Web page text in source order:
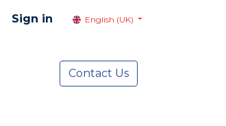
Sign in English (UK)
Social Advocacy Services
Contact Us